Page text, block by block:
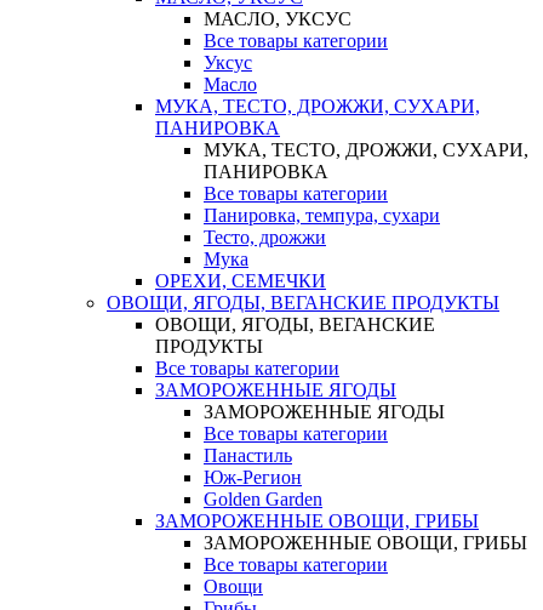
МАСЛО, УКСУС
Все товары категории
Уксус
Масло
МУКА, ТЕСТО, ДРОЖЖИ, СУХАРИ,
ПАНИРОВКА
МУКА, ТЕСТО, ДРОЖЖИ, СУХАРИ,
ПАНИРОВКА
Все товары категории
Панировка, темпура, сухари
Тесто, дрожжи
Мука
ОРЕХИ, СЕМЕЧКИ
ОВОЩИ, ЯГОДЫ, ВЕГАНСКИЕ ПРОДУКТЫ
ОВОЩИ, ЯГОДЫ, ВЕГАНСКИЕ
ПРОДУКТЫ
Все товары категории
ЗАМОРОЖЕННЫЕ ЯГОДЫ
ЗАМОРОЖЕННЫЕ ЯГОДЫ
Все товары категории
Панастиль
Юж-Регион
Golden Garden
ЗАМОРОЖЕННЫЕ ОВОЩИ, ГРИБЫ
ЗАМОРОЖЕННЫЕ ОВОЩИ, ГРИБЫ
Все товары категории
Овощи